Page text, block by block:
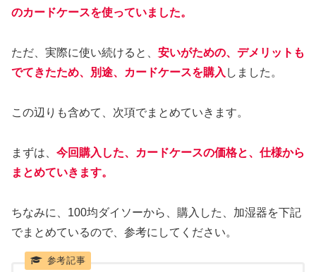
のカードケースを使っていました。
ただ、実際に使い続けると、 安いがための、デメリットも
でてきたため、別途、カードケースを購入 しました。
この辺りも含めて、次項でまとめていきます。
まずは、 今回購入した、カードケースの価格と、仕様から
まとめていきます。
ちなみに、100均ダイソーから、購入した、加湿器を下記
でまとめているので、参考にしてください。